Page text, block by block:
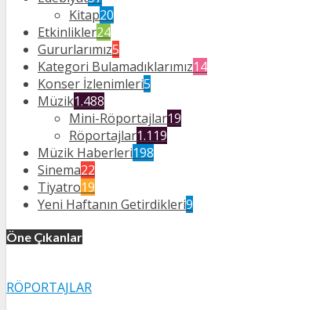
Kitap20
Etkinlikler24
Gururlarımız5
Kategori Bulamadıklarımız14
Konser İzlenimleri5
Müzik1.488
Mini-Röportajlar19
Röportajlar1.119
Müzik Haberleri198
Sinema22
Tiyatro19
Yeni Haftanın Getirdikleri9
Öne Çıkanlar
RÖPORTAJLAR